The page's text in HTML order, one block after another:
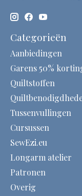
Categorieën
Aanbiedingen
Garens 50%
Quiltstoffen
Tussenvullingen
Cursussen
SewEzi.eu
Longarm atelier
Patronen
Overig